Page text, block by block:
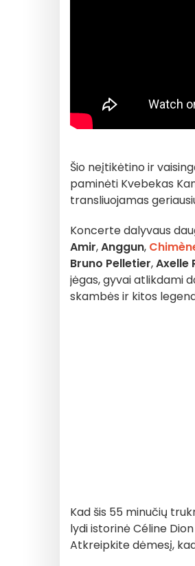
Šio neįtikėtino ir
paminėti Kvebekas
transliuojamas
Koncerte dalyvaus
Amir,Anggun,
Bruno Pelletier,Axelle
jėgas, gyvai atlikdami
skambės ir kitos
Kad šis 55 minučių
lydi istorinė Céline
Atkreipkite dėmesį,